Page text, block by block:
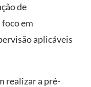
de
em
aplicáveis
realizar a pré-